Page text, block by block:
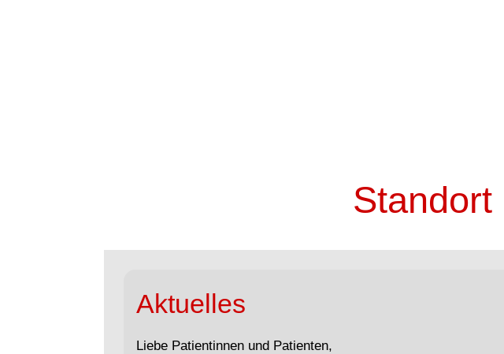
Standort
Aktuelles
Liebe Patientinnen und Patienten,